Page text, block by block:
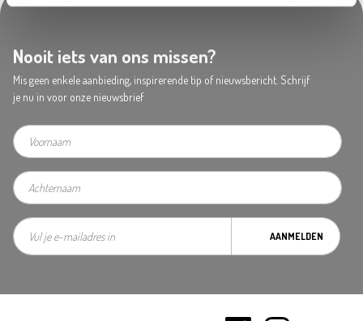
Nooit iets van ons missen?
Mis geen enkele aanbieding, inspirerende tip of nieuwsbericht. Schrijf
je nu in voor onze nieuwsbrief
AANMELDEN